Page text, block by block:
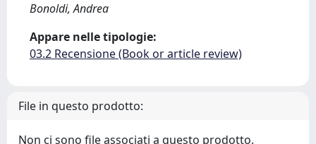
Bonoldi, Andrea
Appare nelle tipologie:
03.2 Recensione (Book or article review)
File in questo prodotto:
Non ci sono file associati a questo prodotto.